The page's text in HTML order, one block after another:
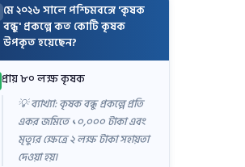
মে ২০২৬ সালে পশ্চিমবঙ্গে 'কৃষক
বন্ধু' প্রকল্পে কত কোটি কৃষক
উপকৃত হয়েছেন?
প্রায় ৮০ লক্ষ কৃষক
💡 ব্যাখ্যা: কৃষক বন্ধু প্রকল্পে প্রতি
একর জমিতে ১০,০০০ টাকা এবং
মৃত্যুর ক্ষেত্রে ২ লক্ষ টাকা সহায়তা
দেওয়া হয়।